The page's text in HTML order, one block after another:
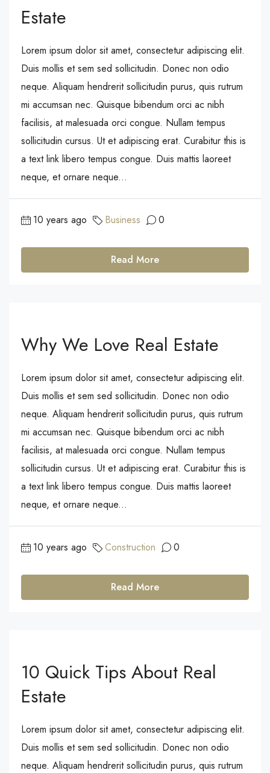
Estate
Lorem ipsum dolor sit amet, consectetur adipiscing elit.
Duis mollis et sem sed sollicitudin. Donec non odio
neque. Aliquam hendrerit sollicitudin purus, quis rutrum
mi accumsan nec. Quisque bibendum orci ac nibh
facilisis, at malesuada orci congue. Nullam tempus
sollicitudin cursus. Ut et adipiscing erat. Curabitur this is
a text link libero tempus congue. Duis mattis laoreet
neque, et ornare neque...
10 years ago Business 0
Read More
Why We Love Real Estate
Lorem ipsum dolor sit amet, consectetur adipiscing elit.
Duis mollis et sem sed sollicitudin. Donec non odio
neque. Aliquam hendrerit sollicitudin purus, quis rutrum
mi accumsan nec. Quisque bibendum orci ac nibh
facilisis, at malesuada orci congue. Nullam tempus
sollicitudin cursus. Ut et adipiscing erat. Curabitur this is
a text link libero tempus congue. Duis mattis laoreet
neque, et ornare neque...
10 years ago Construction 0
Read More
10 Quick Tips About Real
Estate
Lorem ipsum dolor sit amet, consectetur adipiscing elit.
Duis mollis et sem sed sollicitudin. Donec non odio
neque. Aliquam hendrerit sollicitudin purus, quis rutrum